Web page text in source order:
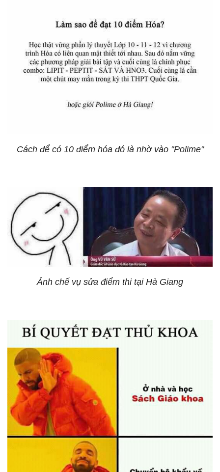
Cách để có 10 điểm hóa đó là nhờ vào "Polime"
Ảnh chế vụ sửa điểm thi tại Hà Giang